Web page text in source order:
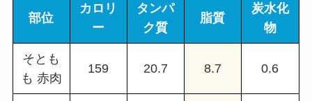
部位
カロリ
ー
タンパ
ク質
脂質
炭水化
物
そとも
も 赤肉
159 20.7 8.7 0.6